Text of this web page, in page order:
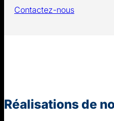
Contactez-nous
Réalisations de